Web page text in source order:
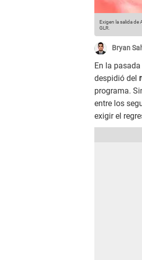
Exigen la salida de
GLR.
Bryan
En la
despidió del
programa.
entre los
exigir el